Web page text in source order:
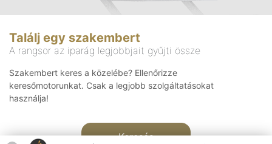
Találj egy szakembert
A rangsor az iparág legjobbjait gyűjti össze
Szakembert keres a közelébe? Ellenőrizze
keresőmotorunkat. Csak a legjobb szolgáltatásokat
használja!
Keresés